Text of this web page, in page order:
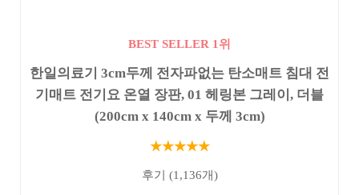
BEST SELLER 1위
한일의료기 3cm두께 전자파없는 탄소매트 침대 전
기매트 전기요 온열 장판, 01 헤링본 그레이, 더블
(200cm x 140cm x 두께 3cm)
★★★★★
후기 (1,136개)